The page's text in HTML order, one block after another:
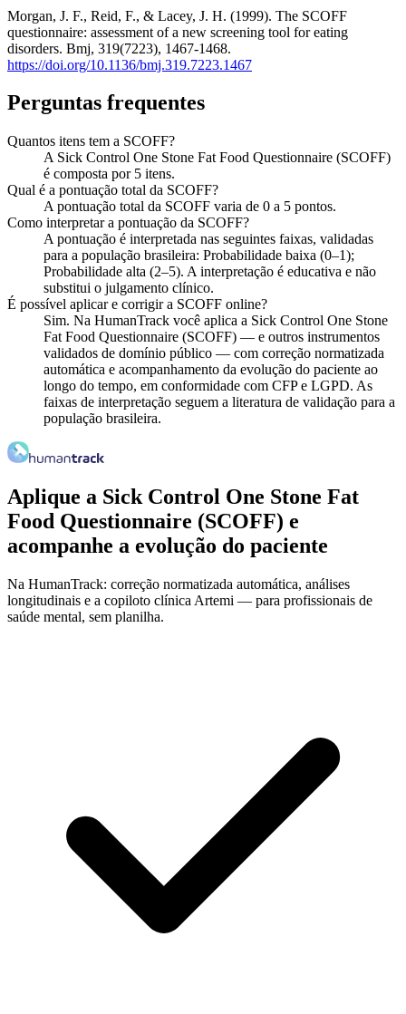
Morgan, J. F., Reid, F., & Lacey, J. H. (1999). The SCOFF
questionnaire: assessment of a new screening tool for eating
disorders. Bmj, 319(7223), 1467-1468.
https://doi.org/10.1136/bmj.319.7223.1467
Perguntas frequentes
Quantos itens tem a SCOFF?
A Sick Control One Stone Fat Food Questionnaire (SCOFF)
é composta por 5 itens.
Qual é a pontuação total da SCOFF?
A pontuação total da SCOFF varia de 0 a 5 pontos.
Como interpretar a pontuação da SCOFF?
A pontuação é interpretada nas seguintes faixas, validadas
para a população brasileira: Probabilidade baixa (0–1);
Probabilidade alta (2–5). A interpretação é educativa e não
substitui o julgamento clínico.
É possível aplicar e corrigir a SCOFF online?
Sim. Na HumanTrack você aplica a Sick Control One Stone
Fat Food Questionnaire (SCOFF) — e outros instrumentos
validados de domínio público — com correção normatizada
automática e acompanhamento da evolução do paciente ao
longo do tempo, em conformidade com CFP e LGPD. As
faixas de interpretação seguem a literatura de validação para a
população brasileira.
Aplique a Sick Control One Stone Fat
Food Questionnaire (SCOFF) e
acompanhe a evolução do paciente
Na HumanTrack: correção normatizada automática, análises
longitudinais e a copiloto clínica Artemi — para profissionais de
saúde mental, sem planilha.